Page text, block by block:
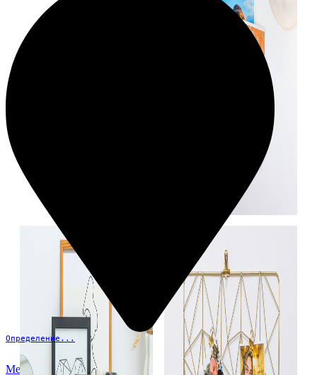
Определение...
Меню